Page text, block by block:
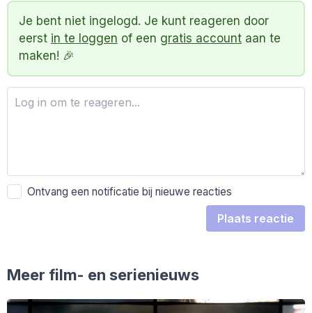
Je bent niet ingelogd. Je kunt reageren door
eerst in te loggen of een gratis account aan te
maken! 🎉
Ontvang een notificatie bij nieuwe reacties
Plaats reactie
Meer film- en serienieuws